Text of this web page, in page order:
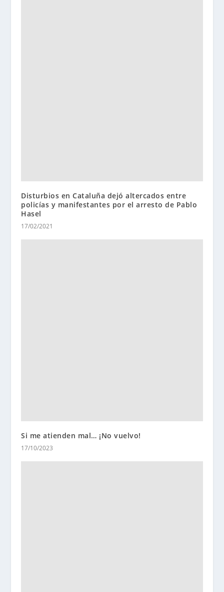
Disturbios en Cataluña dejó altercados entre
policías y manifestantes por el arresto de Pablo
Hasel
17/02/2021
Si me atienden mal… ¡No vuelvo!
17/10/2023